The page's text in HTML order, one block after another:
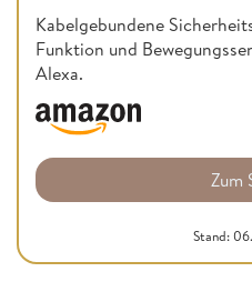
Kabelgebundene
Funktion und
Alexa.
Zum
Stand: